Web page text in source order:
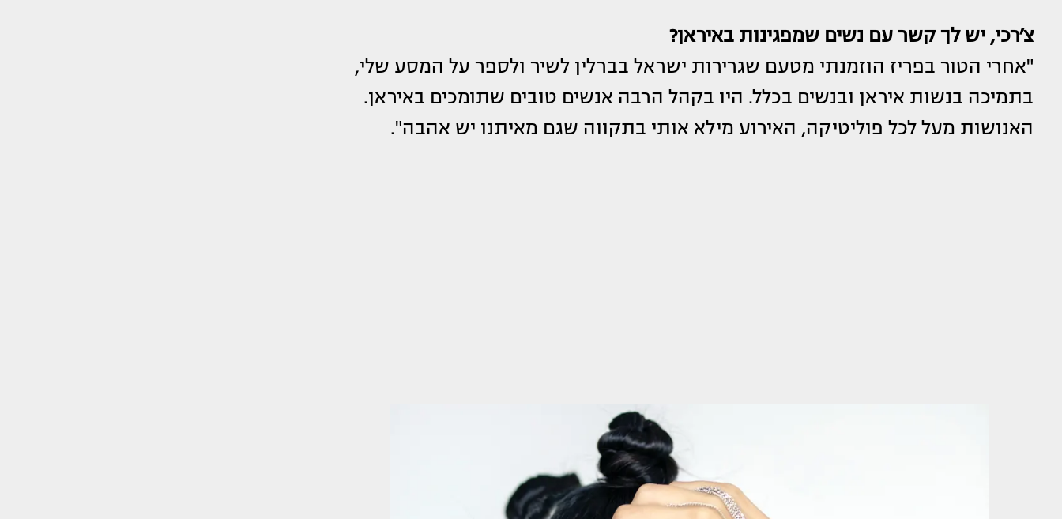
צ׳רכי, יש לך קשר עם נשים שמפגינות באיראן?
"אחרי הטור בפריז הוזמנתי מטעם שגרירות ישראל בברלין לשיר ולספר על המסע שלי,
בתמיכה בנשות איראן ובנשים בכלל. היו בקהל הרבה אנשים טובים שתומכים באיראן.
האנושות מעל לכל פוליטיקה, האירוע מילא אותי בתקווה שגם מאיתנו יש אהבה".